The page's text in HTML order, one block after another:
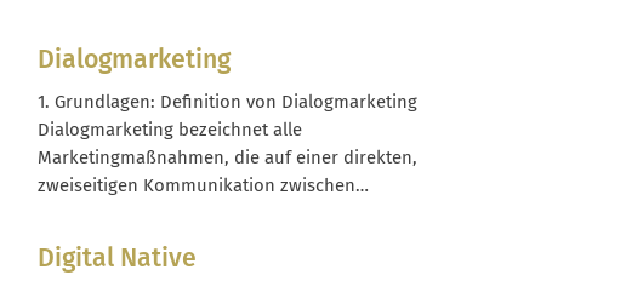
Genossenschaft organisiert und betreibt die
zentrale Datenbank aller registrierten .de-
Domains inklusive der dazugehörigen
Nameserver-Einträge. Für dich als Betreiber
eines...
Dialogmarketing
1. Grundlagen: Definition von Dialogmarketing
Dialogmarketing bezeichnet alle
Marketingmaßnahmen, die auf einer direkten,
zweiseitigen Kommunikation zwischen
Anders als klassische Massenwerbung zielt
Dialogmarketing darauf ab, eine Reaktion
Digital Native